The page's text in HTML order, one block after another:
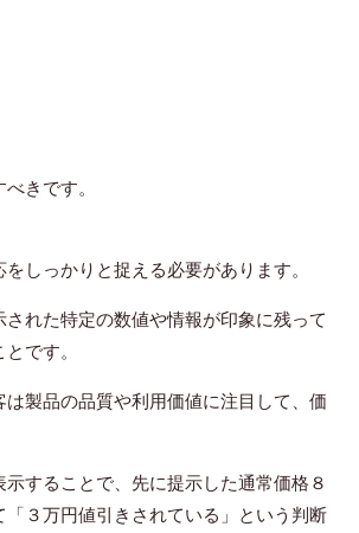
きです。
しっかりと捉える必要があります。
れた特定の数値や情報が印象に残って
です。
製品の品質や利用価値に注目して、価
することで、先に提示した通常価格８
３万円値引きされている」という判断